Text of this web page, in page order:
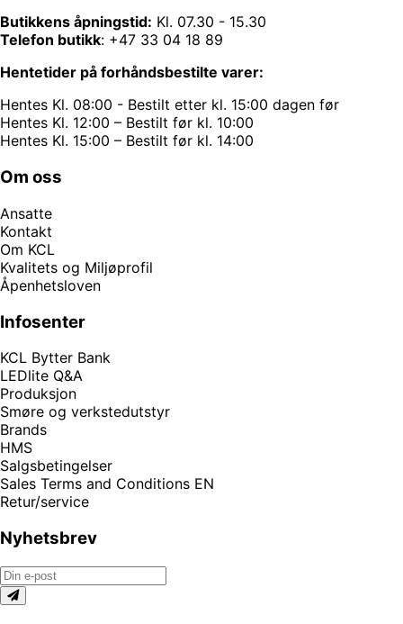
Butikkens åpningstid: Kl. 07.30 - 15.30
Telefon butikk: +47 33 04 18 89
Hentetider på forhåndsbestilte varer:
Hentes Kl. 08:00 - Bestilt etter kl. 15:00 dagen før
Hentes Kl. 12:00 – Bestilt før kl. 10:00
Hentes Kl. 15:00 – Bestilt før kl. 14:00
Om oss
Ansatte
Kontakt
Om KCL
Kvalitets og Miljøprofil
Åpenhetsloven
Infosenter
KCL Bytter Bank
LEDlite Q&A
Produksjon
Smøre og verkstedutstyr
Brands
HMS
Salgsbetingelser
Sales Terms and Conditions EN
Retur/service
Nyhetsbrev